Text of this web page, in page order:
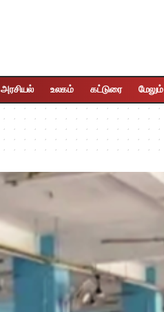
அரசியல் உலகம் கட்டுரை மேலும்